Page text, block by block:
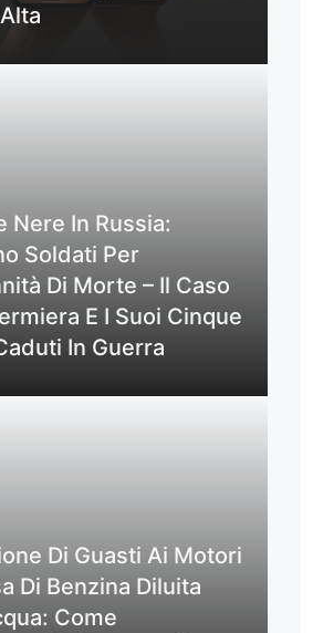
Nere In Russia:
Soldati Per
Di Morte – Il Caso
E I Suoi Cinque
In Guerra
Di Guasti Ai Motori
Di Benzina Diluita
Come